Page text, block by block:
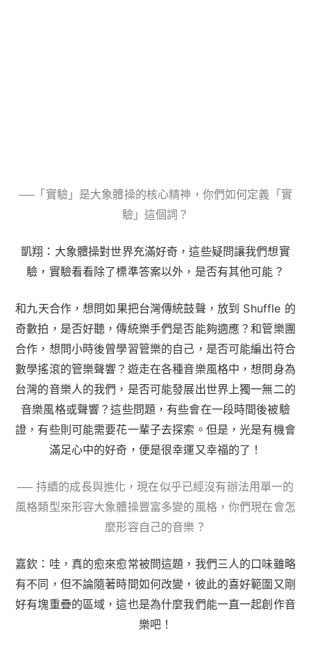
──「實驗」是大象體操的核心精神，你們如何定義「實
驗」這個詞？
凱翔：大象體操對世界充滿好奇，這些疑問讓我們想實
驗，實驗看看除了標準答案以外，是否有其他可能？
和九天合作，想問如果把台灣傳統鼓聲，放到 Shuffle 的
奇數拍，是否好聽，傳統樂手們是否能夠適應？和管樂團
合作，想問小時後曾學習管樂的自己，是否可能編出符合
數學搖滾的管樂聲響？遊走在各種音樂風格中，想問身為
台灣的音樂人的我們，是否可能發展出世界上獨一無二的
音樂風格或聲響？這些問題，有些會在一段時間後被驗
證，有些則可能需要花一輩子去探索。但是，光是有機會
滿足心中的好奇，便是很幸運又幸福的了！
── 持續的成長與進化，現在似乎已經沒有辦法用單一的
風格類型來形容大象體操豐富多變的風格，你們現在會怎
麼形容自己的音樂？
嘉欽：哇，真的愈來愈常被問這題，我們三人的口味雖略
有不同，但不論隨著時間如何改變，彼此的喜好範圍又剛
好有塊重疊的區域，這也是為什麼我們能一直一起創作音
樂吧！